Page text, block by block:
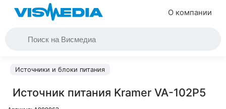
О компании
Источники и блоки питания
Источник питания Kramer VA-102P5